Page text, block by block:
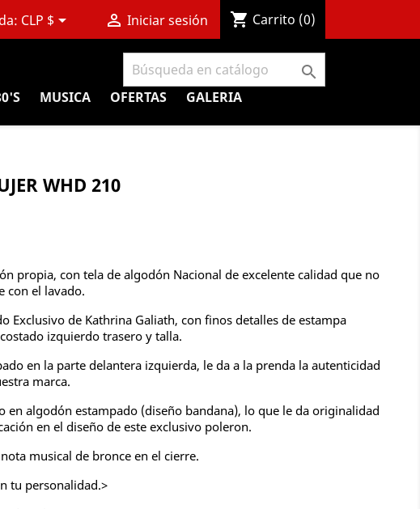
CLP $  Iniciar sesión shopping_cart Carrito (0)

MUSICA OFERTAS GALERIA
WHD 210
propia, con tela de algodón Nacional de excelente calidad que no
con el lavado.
Exclusivo de Kathrina Galiath, con finos detalles de estampa
izquierdo trasero y talla.
en la parte delantera izquierda, le da a la prenda la autenticidad
marca.
en algodón estampado (diseño bandana), lo que le da originalidad
en el diseño de este exclusivo poleron.
musical de bronce en el cierre.
tu personalidad.>